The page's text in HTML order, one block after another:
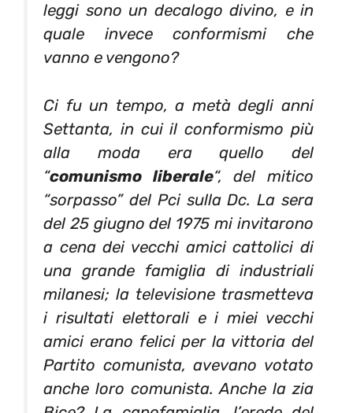
leggi sono un decalogo divino, e in
quale invece conformismi che
vanno e vengono?
Ci fu un tempo, a metà degli anni
Settanta, in cui il conformismo più
alla moda era quello del
“comunismo liberale“, del mitico
“sorpasso” del Pci sulla Dc. La sera
del 25 giugno del 1975 mi invitarono
a cena dei vecchi amici cattolici di
una grande famiglia di industriali
milanesi; la televisione trasmetteva
i risultati elettorali e i miei vecchi
amici erano felici per la vittoria del
Partito comunista, avevano votato
anche loro comunista. Anche la zia